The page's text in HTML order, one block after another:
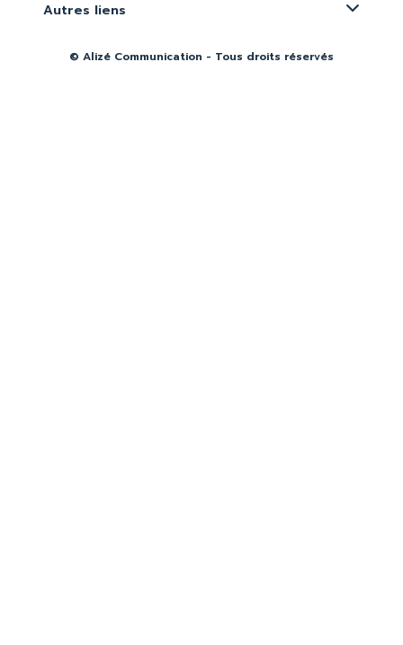
Autres liens
© Alizé Communication - Tous droits réservés